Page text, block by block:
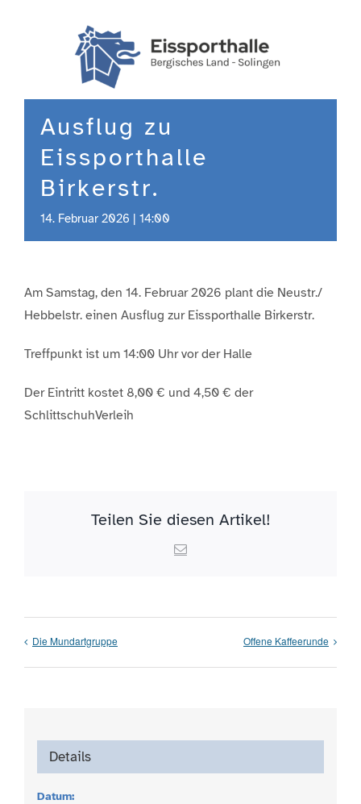
Engagement
Aktuelles
Jobs
Ausflug zu
Eissporthalle
Birkerstr.
14. Februar 2026 | 14:00
Am Samstag, den 14. Februar 2026 plant die Neustr./
Hebbelstr. einen Ausflug zur Eissporthalle Birkerstr.
Treffpunkt ist um 14:00 Uhr vor der Halle
Der Eintritt kostet 8,00 € und 4,50 € der
SchlittschuhVerleih
Teilen Sie diesen Artikel!
Email
Die Mundartgruppe Offene Kaffeerunde
Details
Datum: